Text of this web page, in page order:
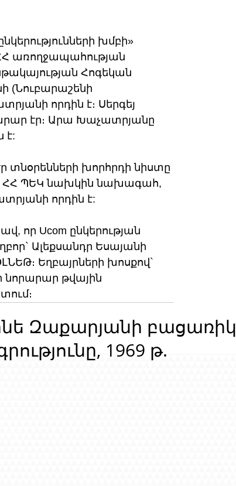
խմբի»
առողջապահության
Հոգեկան
(Նուբարաշենի
որդին է։ Սերգեյ
էր։ Արա Խաչատրյանը
է:
տնօրենների խորհրդի նիստը
ՀՀ ՊԵԿ նախկին նախագահ,
որդին է:
որ Ucom ընկերության
Ալեքսանդր Եսայանի
Եղբայրների խոսքով`
թվային
Զաքարյանի բացառիկ
1969 թ.